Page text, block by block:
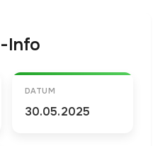
Info
DATUM
30.05.2025